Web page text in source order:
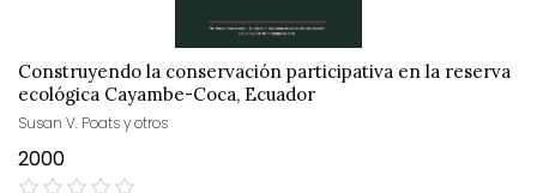
Construyendo la conservación participativa en la reserva
ecológica Cayambe-Coca, Ecuador
Susan V. Poats y otros
2000